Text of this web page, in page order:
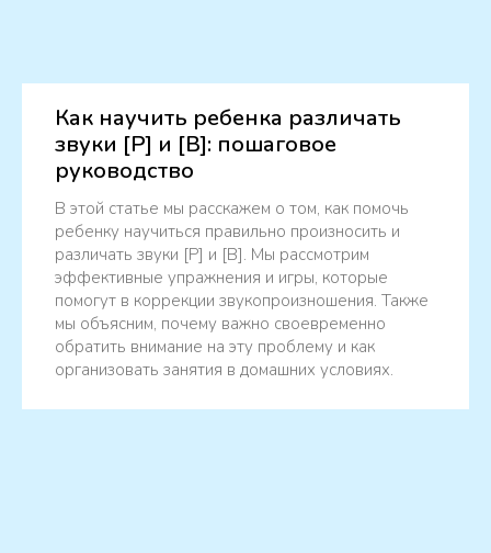
Как научить ребенка различать
звуки [Р] и [В]: пошаговое
руководство
В этой статье мы расскажем о том, как помочь
ребенку научиться правильно произносить и
различать звуки [Р] и [В]. Мы рассмотрим
эффективные упражнения и игры, которые
помогут в коррекции звукопроизношения. Также
мы объясним, почему важно своевременно
обратить внимание на эту проблему и как
организовать занятия в домашних условиях.